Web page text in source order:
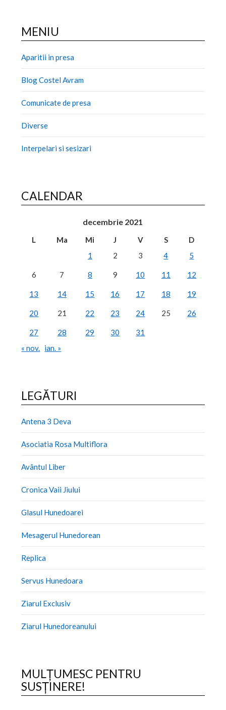
MENIU
Aparitii in presa
Blog Costel Avram
Comunicate de presa
Diverse
Interpelari si sesizari
CALENDAR
decembrie 2021
L Ma Mi J V S
D
1
2 3 4 5
6 7 8 9 10 11 12
13 14 15 16 17 18 19
20 21 22 23 24 25 26
27 28 29 30
31
« nov. ian. »
LEGĂTURI
Antena 3 Deva
Asociatia Rosa Multiflora
Avântul Liber
Cronica Vaii Jiului
Glasul Hunedoarei
Mesagerul Hunedorean
Replica
Servus Hunedoara
Ziarul Exclusiv
Ziarul Hunedoreanului
MULȚUMESC PENTRU
SUSȚINERE!